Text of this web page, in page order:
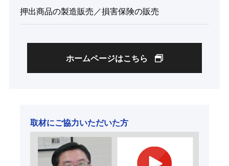
押出商品の製造販売／損害保険の販売
ホームページはこちら
取材にご協力いただいた方